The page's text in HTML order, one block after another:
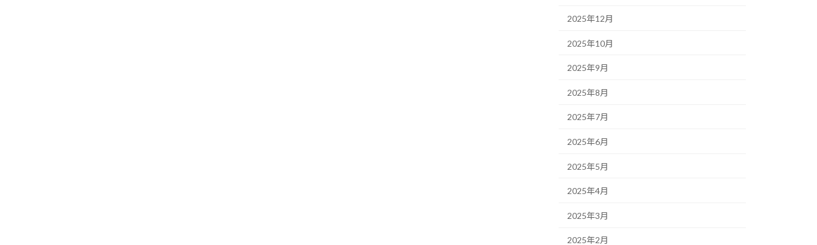
2025年12月
2025年10月
2025年9月
2025年8月
2025年7月
2025年6月
2025年5月
2025年4月
2025年3月
2025年2月